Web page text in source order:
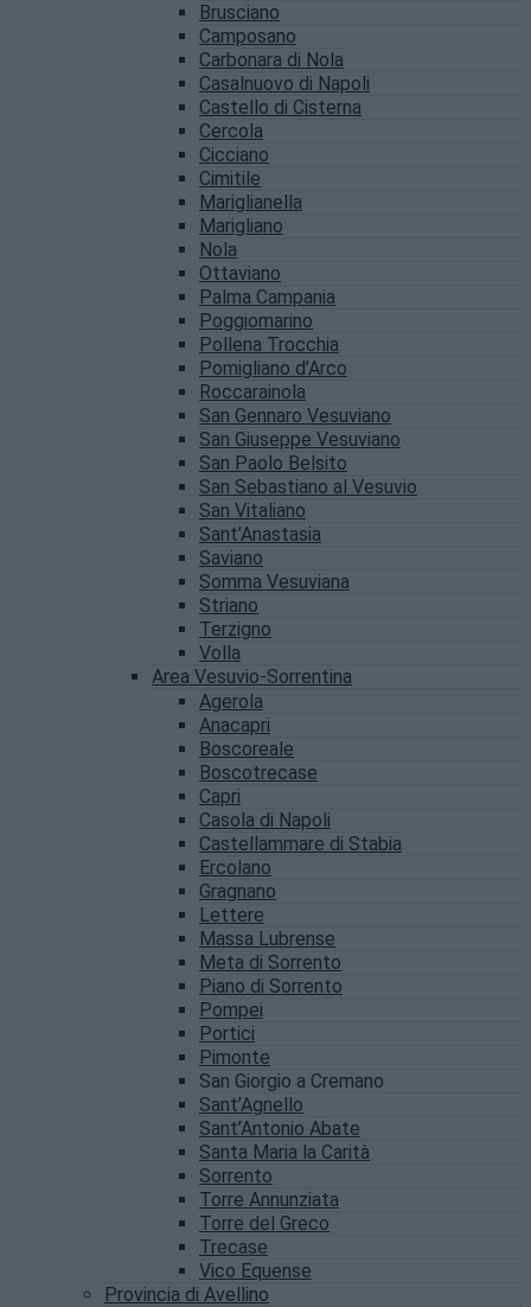
Brusciano
Camposano
Carbonara di Nola
Casalnuovo di Napoli
Castello di Cisterna
Cercola
Cicciano
Cimitile
Mariglianella
Marigliano
Nola
Ottaviano
Palma Campania
Poggiomarino
Pollena Trocchia
Pomigliano d’Arco
Roccarainola
San Gennaro Vesuviano
San Giuseppe Vesuviano
San Paolo Belsito
San Sebastiano al Vesuvio
San Vitaliano
Sant’Anastasia
Saviano
Somma Vesuviana
Striano
Terzigno
Volla
Area Vesuvio-Sorrentina
Agerola
Anacapri
Boscoreale
Boscotrecase
Capri
Casola di Napoli
Castellammare di Stabia
Ercolano
Gragnano
Lettere
Massa Lubrense
Meta di Sorrento
Piano di Sorrento
Pompei
Portici
Pimonte
San Giorgio a Cremano
Sant’Agnello
Sant’Antonio Abate
Santa Maria la Carità
Sorrento
Torre Annunziata
Torre del Greco
Trecase
Vico Equense
Provincia di Avellino